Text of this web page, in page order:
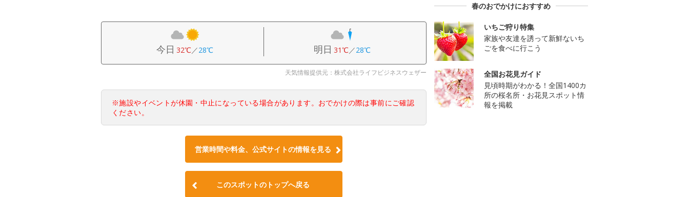
今日 32℃／28℃ 明日 31℃／28℃
天気情報提供元：株式会社ライフビジネスウェザー
※施設やイベントが休園・中止になっている場合があります。おでかけの際は事前にご確認
ください。
営業時間や料金、公式サイトの情報を見る
このスポットのトップへ戻る
春のおでかけにおすすめ
いちご狩り特集
家族や友達を誘って新鮮ないち
ごを食べに行こう
全国お花見ガイド
見頃時期がわかる！全国1400カ
所の桜名所・お花見スポット情
報を掲載